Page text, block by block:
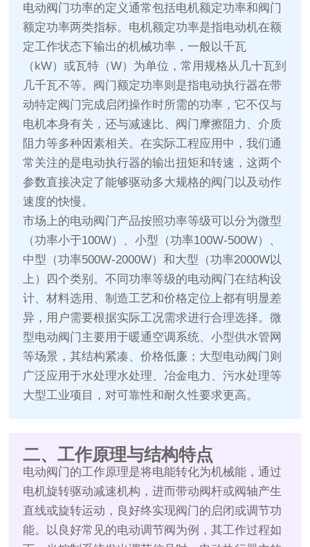
电动阀门功率的定义通常包括电机额定功率和阀门
额定功率两类指标。电机额定功率是指电动机在额
定工作状态下输出的机械功率，一般以千瓦
（kW）或瓦特（W）为单位，常用规格从几十瓦到
几千瓦不等。阀门额定功率则是指电动执行器在带
动特定阀门完成启闭操作时所需的功率，它不仅与
电机本身有关，还与减速比、阀门摩擦阻力、介质
阻力等多种因素相关。在实际工程应用中，我们通
常关注的是电动执行器的输出扭矩和转速，这两个
参数直接决定了能够驱动多大规格的阀门以及动作
速度的快慢。
市场上的电动阀门产品按照功率等级可以分为微型
（功率小于100W）、小型（功率100W-500W）、
中型（功率500W-2000W）和大型（功率2000W以
上）四个类别。不同功率等级的电动阀门在结构设
计、材料选用、制造工艺和价格定位上都有明显差
异，用户需要根据实际工况需求进行合理选择。微
型电动阀门主要用于暖通空调系统、小型供水管网
等场景，其结构紧凑、价格低廉；大型电动阀门则
广泛应用于水处理水处理、冶金电力、污水处理等
大型工业项目，对可靠性和耐久性要求更高。
二、工作原理与结构特点
电动阀门的工作原理是将电能转化为机械能，通过
电机旋转驱动减速机构，进而带动阀杆或阀轴产生
直线或旋转运动，良好终实现阀门的启闭或调节功
能。以良好常见的电动调节阀为例，其工作过程如